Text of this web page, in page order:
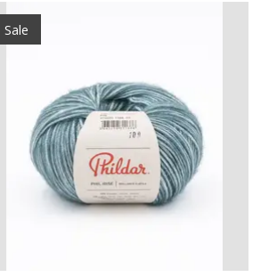
Sale